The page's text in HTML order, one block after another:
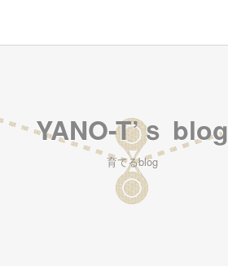
YANO-T’ｓ blog
育てるblog